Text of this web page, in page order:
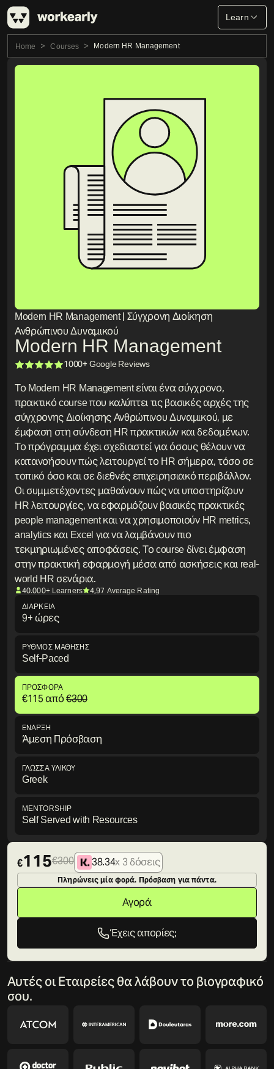
Learn
Home Courses Modern HR Management
Modern HR Management | Σύγχρονη Διοίκηση
Ανθρώπινου Δυναμικού
Modern HR Management
1000+ Google Reviews
Το Modern HR Management είναι ένα σύγχρονο,
πρακτικό course που καλύπτει τις βασικές αρχές της
σύγχρονης Διοίκησης Ανθρώπινου Δυναμικού, με
έμφαση στη σύνδεση HR πρακτικών και δεδομένων.
Το πρόγραμμα έχει σχεδιαστεί για όσους θέλουν να
κατανοήσουν πώς λειτουργεί το HR σήμερα, τόσο σε
τοπικό όσο και σε διεθνές επιχειρησιακό περιβάλλον.
Οι συμμετέχοντες μαθαίνουν πώς να υποστηρίζουν
HR λειτουργίες, να εφαρμόζουν βασικές πρακτικές
people management και να χρησιμοποιούν HR metrics,
analytics και Excel για να λαμβάνουν πιο
τεκμηριωμένες αποφάσεις. Το course δίνει έμφαση
στην πρακτική εφαρμογή μέσα από ασκήσεις και real-
world HR σενάρια.
40.000+ Learners
4,97 Average Rating
ΔΙΆΡΚΕΙΑ
9+ ώρες
ΡΥΘΜΟΣ ΜΑΘΗΣΗΣ
Self-Paced
ΠΡΟΣΦΟΡΆ
€115από€300
ΕΝΑΡΞΗ
Άμεση Πρόσβαση
ΓΛΩΣΣΑ ΥΛΙΚΟΎ
Greek
MENTORSHIP
Self Served with Resources
115 300 38.34x 3 δόσεις
Πληρώνεις μία φορά. Πρόσβαση για πάντα.
Αγορά
Έχεις απορίες;
Αυτές οι Εταιρείες θα λάβουν το βιογραφικό
σου.